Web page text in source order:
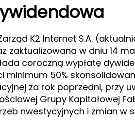
K2 Internet S.A.
zaktualizowana w dniu 14
coroczną wypłatę
minimum 50%
za rok poprzedni, przy
Grupy Kapitałowej
nwestycyjnych i zmian w